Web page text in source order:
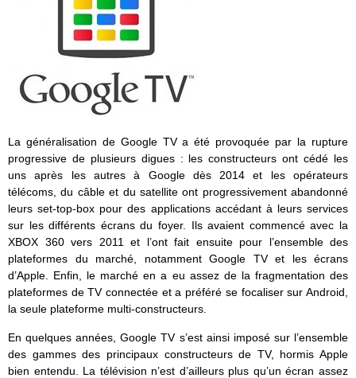
La généralisation de Google TV a été provoquée par la rupture
progressive de plusieurs digues : les constructeurs ont cédé les
uns après les autres à Google dès 2014 et les opérateurs
télécoms, du câble et du satellite ont progressivement abandonné
leurs set-top-box pour des applications accédant à leurs services
sur les différents écrans du foyer. Ils avaient commencé avec la
XBOX 360 vers 2011 et l’ont fait ensuite pour l’ensemble des
plateformes du marché, notamment Google TV et les écrans
d’Apple. Enfin, le marché en a eu assez de la fragmentation des
plateformes de TV connectée et a préféré se focaliser sur Android,
la seule plateforme multi-constructeurs.
En quelques années, Google TV s’est ainsi imposé sur l’ensemble
des gammes des principaux constructeurs de TV, hormis Apple
bien entendu. La télévision n’est d’ailleurs plus qu’un écran assez